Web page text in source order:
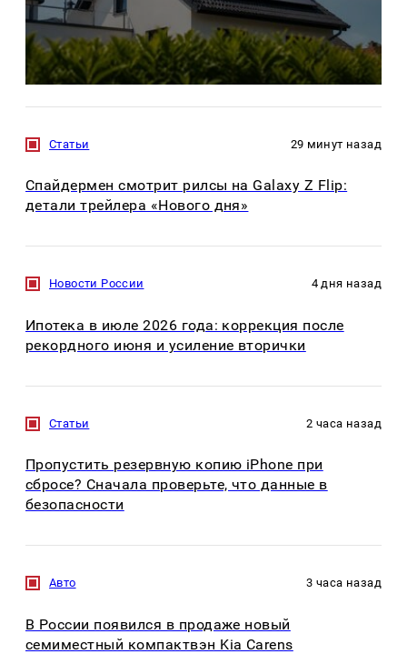
Статьи 29 минут назад
Спайдермен смотрит рилсы на Galaxy Z Flip:
детали трейлера «Нового дня»
Новости России 4 дня назад
Ипотека в июле 2026 года: коррекция после
рекордного июня и усиление вторички
Статьи 2 часа назад
Пропустить резервную копию iPhone при
сбросе? Сначала проверьте, что данные в
безопасности
Авто 3 часа назад
В России появился в продаже новый
семиместный компактвэн Kia Carens